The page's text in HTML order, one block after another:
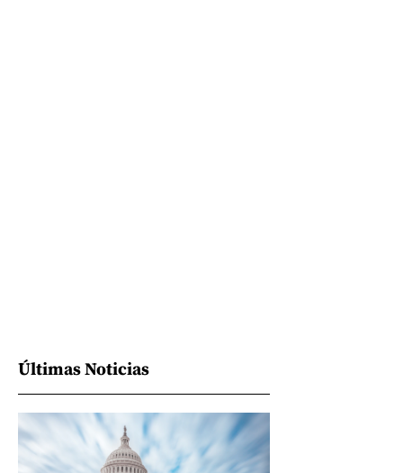
Últimas Noticias